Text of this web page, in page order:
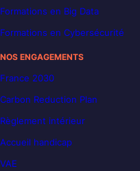
Formations en Big Data
Formations en Cybersécurité
NOS ENGAGEMENTS
France 2030
Carbon Reduction Plan
Règlement intérieur
Accueil handicap
VAE